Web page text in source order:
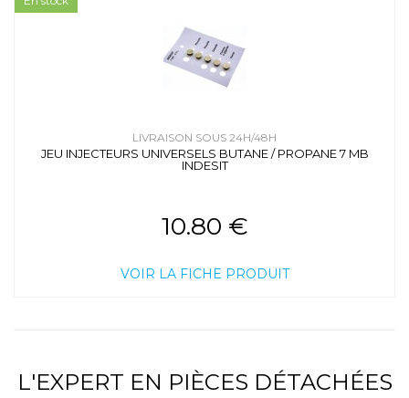
LIVRAISON SOUS 24H/48H
JEU INJECTEURS UNIVERSELS BUTANE / PROPANE 7 MB
INDESIT
10.80 €
VOIR LA FICHE PRODUIT
L'EXPERT EN PIÈCES DÉTACHÉES